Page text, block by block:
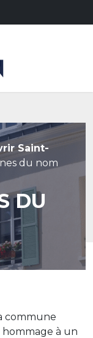
Saint-
du nom
DU
commune
à un